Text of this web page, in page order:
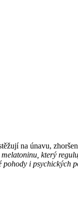
na únavu,
který
i psychických